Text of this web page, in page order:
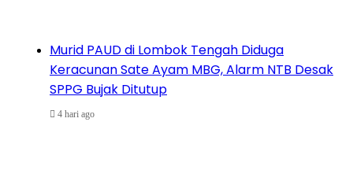
Murid PAUD di Lombok Tengah Diduga
Keracunan Sate Ayam MBG, Alarm NTB Desak
SPPG Bujak Ditutup
4 hari ago